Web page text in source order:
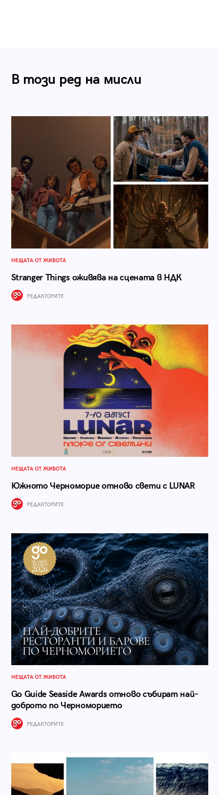
В този ред на мисли
НЕЩАТА ОТ ЖИВОТА
Stranger Things оживява на сцената в НДК
РЕДАКТОРИТЕ
НЕЩАТА ОТ ЖИВОТА
Южното Черноморие отново свети с LUNAR
РЕДАКТОРИТЕ
НЕЩАТА ОТ ЖИВОТА
Go Guide Seaside Awards отново събират най-
доброто по Черноморието
РЕДАКТОРИТЕ